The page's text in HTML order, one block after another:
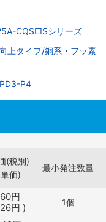
CQS□Sシリーズ
上タイプ/銅系・フッ素
P4
(税別)
価)
最小発注数量
円
円 ) 1個